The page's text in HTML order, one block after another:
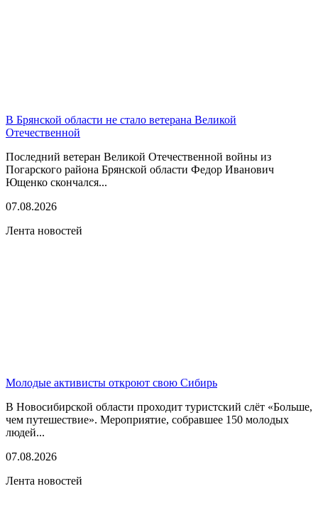
В Брянской области не стало ветерана Великой
Отечественной
Последний ветеран Великой Отечественной войны из
Погарского района Брянской области Федор Иванович
Ющенко скончался...
07.08.2026
Лента новостей
Молодые активисты откроют свою Сибирь
В Новосибирской области проходит туристский слёт «Больше,
чем путешествие». Мероприятие, собравшее 150 молодых
людей...
07.08.2026
Лента новостей